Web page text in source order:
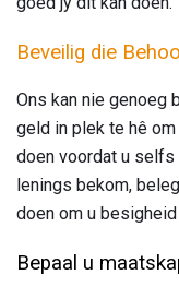
Beveilig die
Ons kan nie genoeg
geld in plek te hê
doen voordat u
lenings bekom,
doen om u
Bepaal u